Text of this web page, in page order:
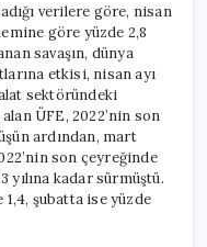
verilere göre, nisan
göre yüzde 2,8
savaşın, dünya
etkisi, nisan ayı
sektöründeki
ÜFE, 2022’nin son
ardından, mart
son çeyreğinde
yılına kadar sürmüştü.
1,4, şubatta ise yüzde